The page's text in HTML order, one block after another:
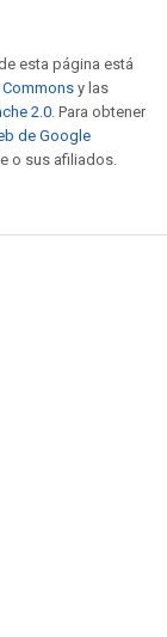
esta página está
Commons y las
2.0. Para obtener
de Google
o sus afiliados.